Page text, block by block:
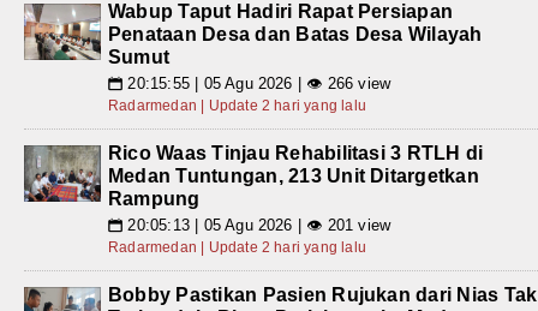
Wabup Taput Hadiri Rapat Persiapan
Penataan Desa dan Batas Desa Wilayah
Sumut
📅 20:15:55 | 05 Agu 2026 | 👁 266 view
Radarmedan | Update 2 hari yang lalu
Rico Waas Tinjau Rehabilitasi 3 RTLH di
Medan Tuntungan, 213 Unit Ditargetkan
Rampung
📅 20:05:13 | 05 Agu 2026 | 👁 201 view
Radarmedan | Update 2 hari yang lalu
Bobby Pastikan Pasien Rujukan dari Nias Tak